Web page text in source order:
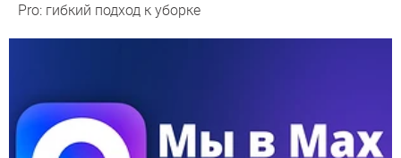
Pro: гибкий подход к уборке